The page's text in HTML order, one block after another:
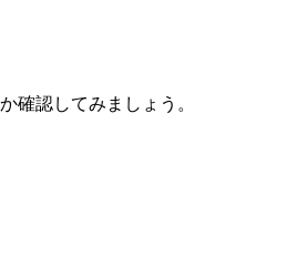
確認してみましょう。